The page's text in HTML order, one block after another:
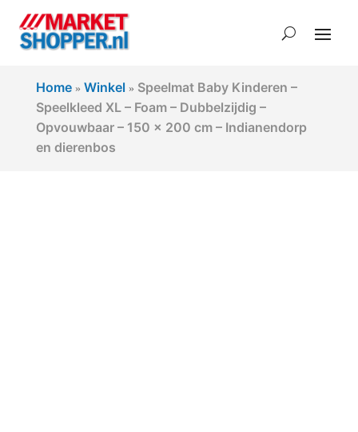
Home» Winkel » Speelmat Baby Kinderen –
Speelkleed XL – Foam – Dubbelzijdig –
Opvouwbaar – 150 x 200 cm – Indianendorp
en dierenbos